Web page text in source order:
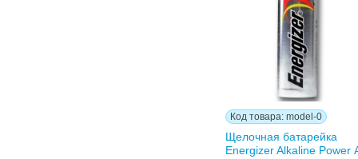
Код товара: model-0
Щелочная батарейка
Energizer Alkaline Power